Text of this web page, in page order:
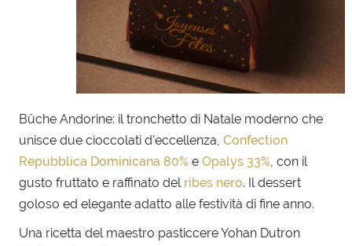
Bûche Andorine: il tronchetto di Natale moderno che
unisce due cioccolati d’eccellenza, Confection
Repubblica Dominicana 80% e Opalys 33%, con il
gusto fruttato e raffinato del ribes nero. Il dessert
goloso ed elegante adatto alle festività di fine anno.
Una ricetta del maestro pasticcere Yohan Dutron